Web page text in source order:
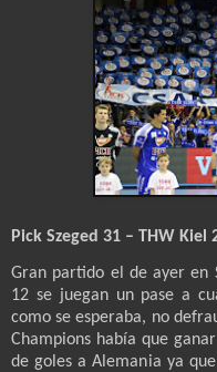
Pick Szeged 31 – THW Kiel
Gran partido el de ayer en
12 se juegan un pase a
como se esperaba, no
Champions había que
de goles a Alemania ya